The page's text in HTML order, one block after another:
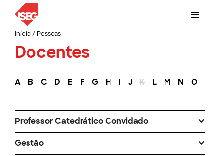
Início/ Pessoas
Docentes
A B C D E F G H I J K L M N O
Professor Catedrático Convidado
Gestão